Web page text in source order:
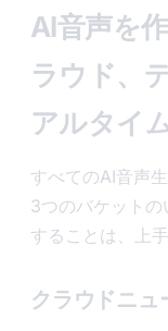
AI音声を
ラウド、
アルタイ
すべてのAI音声
3つのバケット
することは、上
クラウドニュ